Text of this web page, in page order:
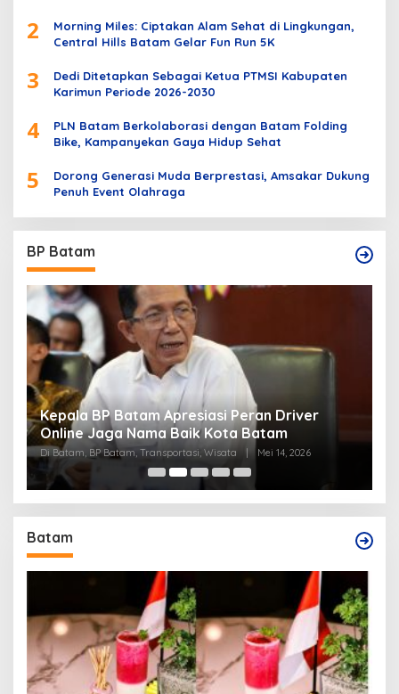
2
Morning Miles: Ciptakan Alam Sehat di Lingkungan,
Central Hills Batam Gelar Fun Run 5K
3
Dedi Ditetapkan Sebagai Ketua PTMSI Kabupaten
Karimun Periode 2026-2030
4
PLN Batam Berkolaborasi dengan Batam Folding
Bike, Kampanyekan Gaya Hidup Sehat
5
Dorong Generasi Muda Berprestasi, Amsakar Dukung
Penuh Event Olahraga
BP Batam
Kepala BP Batam Apresiasi Peran Driver
Online Jaga Nama Baik Kota Batam
Di Batam, BP Batam, Transportasi, Wisata | Mei 14, 2026
Batam